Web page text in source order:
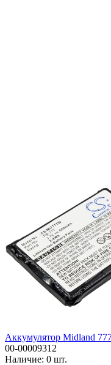
Аккумулятор Midland
00-00009312
Наличие: 0 шт.